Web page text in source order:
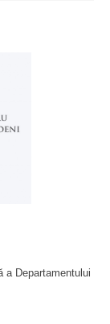
a Departamentului